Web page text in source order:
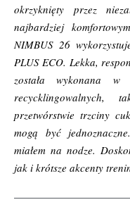
okrzyknięty przez
najbardziej
NIMBUS 26
PLUS ECO. Lekka,
została wykonana
recycklingowalnych,
przetwórstwie trzciny
mogą być
miałem na nodze.
jak i krótsze akcenty